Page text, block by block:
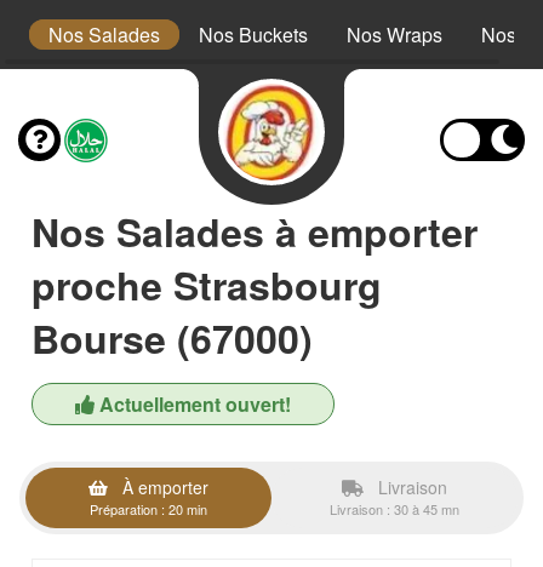
Nos Salades Nos Buckets Nos Wraps Nos
Nos Salades à emporter
proche Strasbourg
Bourse (67000)
Actuellement ouvert!
À emporter
Préparation : 20 min
Livraison
Livraison : 30 à 45 mn